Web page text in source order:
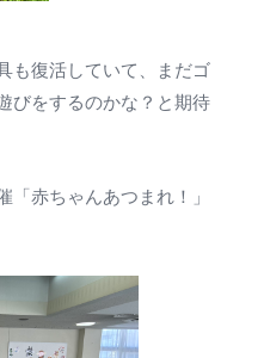
も復活していて、まだゴ
びをするのかな？と期待
「赤ちゃんあつまれ！」